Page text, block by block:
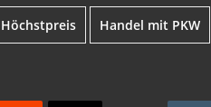
Handel mit PKW